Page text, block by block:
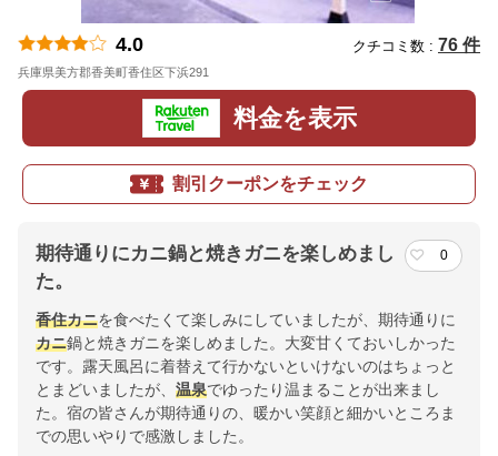
4.0 クチコミ数 : 76 件
兵庫県美方郡香美町香住区下浜291
料金を表示
割引クーポンをチェック
期待通りにカニ鍋と焼きガニを楽しめまし
た。
0
香住カニを食べたくて楽しみにしていましたが、期待通りに
カニ鍋と焼きガニを楽しめました。大変甘くておいしかった
です。露天風呂に着替えて行かないといけないのはちょっと
とまどいましたが、 温泉でゆったり温まることが出来まし
た。宿の皆さんが期待通りの、暖かい笑顔と細かいところま
での思いやりで感激しました。